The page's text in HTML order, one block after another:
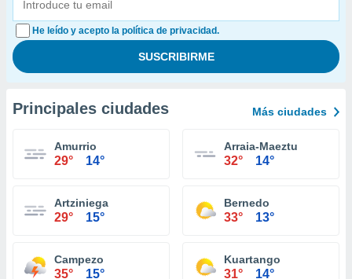
He leído y acepto la política de privacidad.
Principales ciudades Más ciudades
Amurrio
29° 14°
Arraia-Maeztu
32° 14°
Artziniega
29° 15°
Bernedo
33° 13°
Campezo
35° 15°
Kuartango
31° 14°